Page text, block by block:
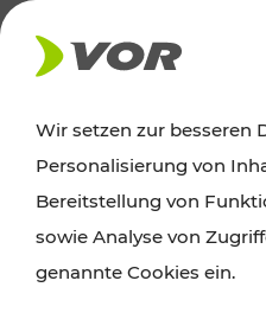
AKTUELLES
Ausflugstipps
Wien, Niederösterreich
Wir setzen zur besseren
Personalisierung von
Bereitstellung von
sowie Analyse von
genannte Cookies ein.